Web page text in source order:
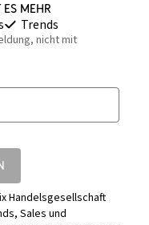
mehr
Trends
nicht mit
Handelsgesellschaft
Sales und